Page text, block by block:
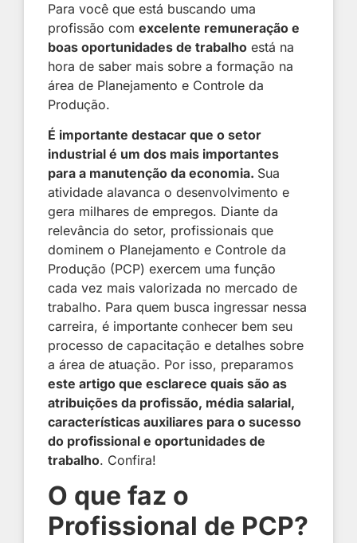
Para você que está buscando uma
profissão comexcelente remuneração e
boas oportunidades de trabalho está na
hora de saber mais sobre a formação na
área de Planejamento e Controle da
Produção.
É importante destacar que o setor
industrial é um dos mais importantes
para a manutenção da economia. Sua
atividade alavanca o desenvolvimento e
gera milhares de empregos. Diante da
relevância do setor, profissionais que
dominem o Planejamento e Controle da
Produção (PCP) exercem uma função
cada vez mais valorizada no mercado de
trabalho. Para quem busca ingressar nessa
carreira, é importante conhecer bem seu
processo de capacitação e detalhes sobre
a área de atuação. Por isso, preparamos
este artigo que esclarece quais são as
atribuições da profissão, média salarial,
características auxiliares para o sucesso
do profissional e oportunidades de
trabalho. Confira!
O que faz o
Profissional de PCP?